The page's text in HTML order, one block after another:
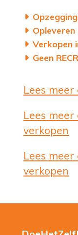
Verkopen
Geen
Lees
Lees
verkopen
Lees
verkopen